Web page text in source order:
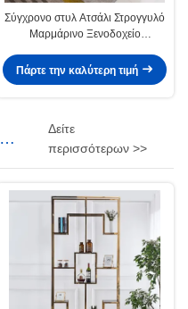
Σύγχρονο στυλ Ατσάλι Στρογγυλό
Μαρμάρινο Ξενοδοχείο
Πάρτε την καλύτερη τιμή
Δείτε
περισσότερων >>